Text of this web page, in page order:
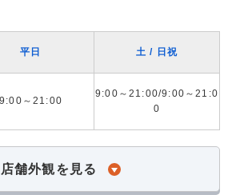
平日 土 / 日祝
9:00～21:00
9:00～21:00/9:00～21:0
0
店舗外観を見る